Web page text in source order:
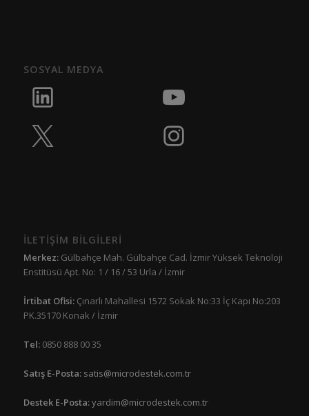
SOSYAL MEDYA
İLETİŞİM BİLGİLERİ
Merkez:Gülbahçe Mah. Gülbahçe Cad. İzmir Yüksek Teknoloji
Enstitüsü Apt. No: 1 / 16 / 53 Urla / İzmir
İrtibat Ofisi: Çınarlı Mahallesi 1572 Sokak No:33 İç Kapı No:203
PK.35170 Konak / İzmir
Tel:0850 888 00 35
Satış E-Posta: satis@microdestek.com.tr
Destek E-Posta:yardim@microdestek.com.tr